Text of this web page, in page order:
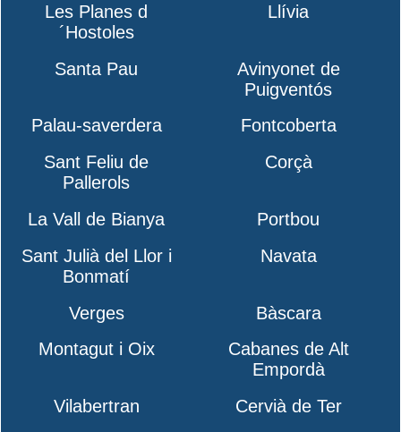
Les Planes d
´Hostoles
Llívia
Santa Pau
Avinyonet de
Puigventós
Palau-saverdera
Fontcoberta
Sant Feliu de
Pallerols
Corçà
La Vall de Bianya
Portbou
Sant Julià del Llor i
Bonmatí
Navata
Verges
Bàscara
Montagut i Oix
Cabanes de Alt
Empordà
Vilabertran
Cervià de Ter